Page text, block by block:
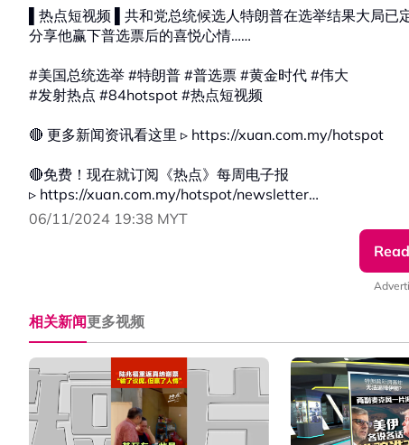
▌热点短视频 ▌共和党总统候选人特朗普在选举结果大局
分享他赢下普选票后的喜悦心情……
#美国总统选举 #特朗普 #普选票 #黄金时代 #伟大
#发射热点 #84hotspot #热点短视频
🔴 更多新闻资讯看这里 ▹ https://xuan.com.my/hotspot
🔴免费！现在就订阅《热点》每周电子报
▹ https://xuan.com.my/hotspot/newsletter
🔴不想错过国内大小事，追踪《热点Hotspot》WhatsApp
▹ https://whatsapp.com/channel/
06/11/2024 19:38 MYT
相关新闻更多视频